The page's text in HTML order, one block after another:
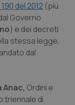
del 2012 (più
Governo
) e dei decreti
stessa legge,
dal
Ordini e
triennale di